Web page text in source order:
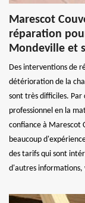
Marescot
réparation
Mondeville et
Des interventions de
détérioration de la
sont très difficiles. Par
professionnel en la
confiance à Marescot
beaucoup
des tarifs qui sont
d'autres